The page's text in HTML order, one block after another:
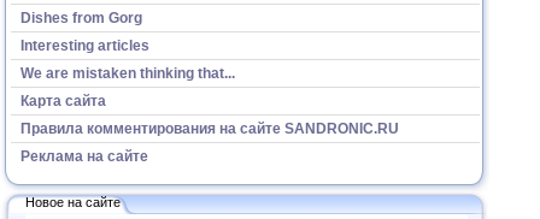
Dishes from Gorg
Interesting articles
We are mistaken thinking that...
Карта сайта
Правила комментирования на сайте SANDRONIC.RU
Реклама на сайте
Новое на сайте